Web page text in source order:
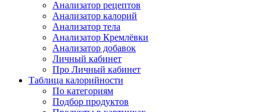
Анализатор рецептов
Анализатор калорий
Анализатор тела
Анализатор Кремлёвки
Анализатор добавок
Личный кабинет
Про Личный кабинет
Таблица калорийности
По категориям
Подбор продуктов